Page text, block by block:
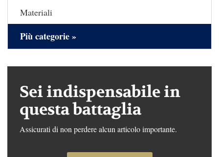
Materiali
Più categorie »
Sei indispensabile in
questa battaglia
Assicurati di non perdere alcun articolo importante.